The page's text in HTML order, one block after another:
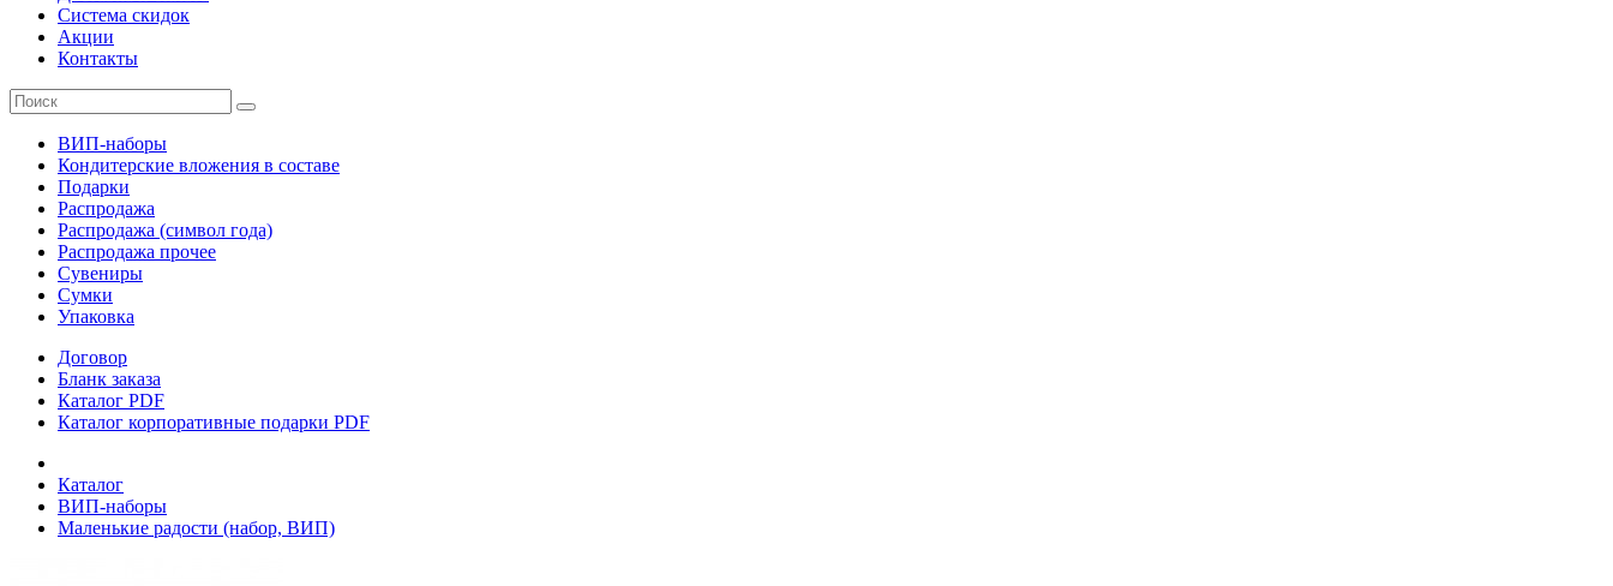
Система скидок
Акции
Контакты
ВИП-наборы
Кондитерские вложения в составе
Подарки
Распродажа
Распродажа (символ года)
Распродажа прочее
Сувениры
Сумки
Упаковка
Договор
Бланк заказа
Каталог PDF
Каталог корпоративные подарки PDF
Каталог
ВИП-наборы
Маленькие радости (набор, ВИП)